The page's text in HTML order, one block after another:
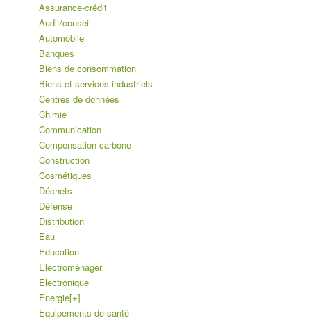
Assurance-crédit
Audit/conseil
Automobile
Banques
Biens de consommation
Biens et services industriels
Centres de données
Chimie
Communication
Compensation carbone
Construction
Cosmétiques
Déchets
Défense
Distribution
Eau
Education
Electroménager
Electronique
Energie[+]
Equipements de santé